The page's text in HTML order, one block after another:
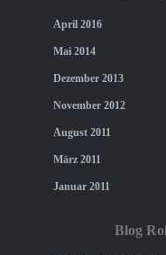
April 2016
Mai 2014
Dezember 2013
November 2012
August 2011
März 2011
Januar 2011
Blog